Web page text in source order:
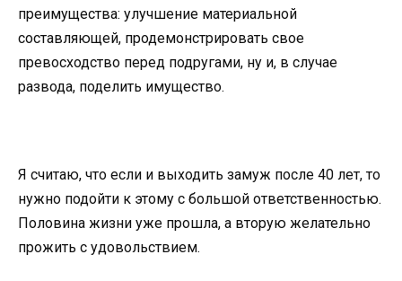
преимущества: улучшение материальной
составляющей, продемонстрировать свое
превосходство перед подругами, ну и, в случае
развода, поделить имущество.
Я считаю, что если и выходить замуж после 40 лет, то
нужно подойти к этому с большой ответственностью.
Половина жизни уже прошла, а вторую желательно
прожить с удовольствием.